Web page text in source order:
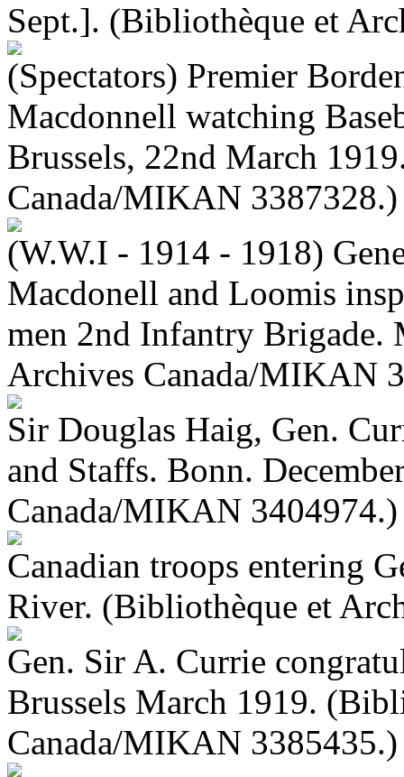
Sept.]. (Bibliothèque et
(Spectators) Premier
Macdonnell watching
Brussels, 22nd March
Canada/MIKAN 3387328.)
(W.W.I - 1914 - 1918)
Macdonell and Loomis
men 2nd Infantry Brigade.
Archives Canada/MIKAN
Sir Douglas Haig, Gen.
and Staffs. Bonn.
Canada/MIKAN 3404974.)
Canadian troops entering
River. (Bibliothèque et
Gen. Sir A. Currie
Brussels March 1919.
Canada/MIKAN 3385435.)